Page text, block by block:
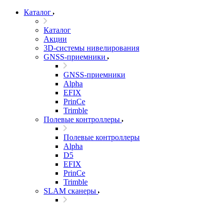
Каталог
Каталог
Акции
3D-системы нивелирования
GNSS-приемники
GNSS-приемники
Alpha
EFIX
PrinCe
Trimble
Полевые контроллеры
Полевые контроллеры
Alpha
D5
EFIX
PrinCe
Trimble
SLAM сканеры